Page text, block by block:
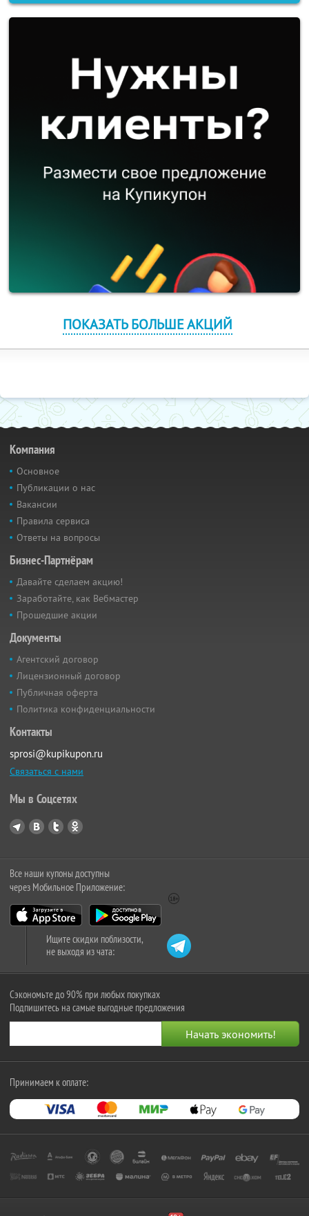
ПОКАЗАТЬ БОЛЬШЕ АКЦИЙ
Компания
Основное
Публикации о нас
Вакансии
Правила сервиса
Ответы на вопросы
Бизнес-Партнёрам
Давайте сделаем акцию!
Заработайте, как Вебмастер
Прошедшие акции
Документы
Агентский договор
Лицензионный договор
Публичная оферта
Политика конфиденциальности
Контакты
sprosi@kupikupon.ru
Связаться с нами
Мы в Соцсетях
Все наши купоны доступны
через Мобильное Приложение:
Ищите скидки поблизости,
не выходя из чата:
Сэкономьте до 90% при любых покупках
Подпишитесь на самые выгодные предложения
Принимаем к оплате: